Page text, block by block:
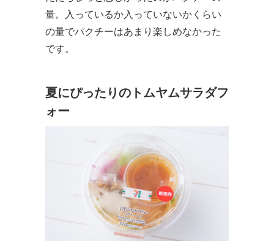
量。入っているか入っていないかくらい
の量でパクチーはあまり楽しめなかった
です。
夏にぴったりのトムヤムサラダフ
ォー